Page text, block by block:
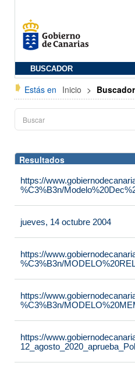
BUSCADOR
Estás en Inicio > Buscador
Resultados
https://
%C3%B3n/
jueves, 14 octubre 2004
https://
%C3%B3n/
https://
%C3%B3n/
https://